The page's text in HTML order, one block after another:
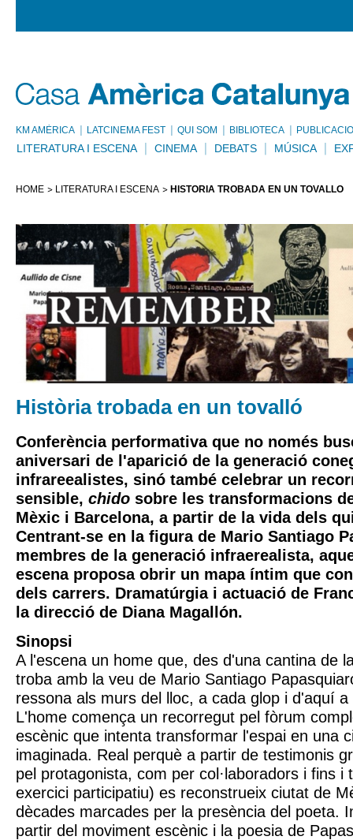
KM AMÈRICA LATCINEMA FEST QUI SOM BIBLIOTECA
LITERATURA I ESCENA CINEMA DEBATS MÚSICA
HOME LITERATURA I ESCENA HISTÒRIA TROBADA EN UN TOVALLÓ
Història trobada en un tovalló
Conferència performativa que no només
aniversari de l'aparició de la generació
infrareealistes, sinó també celebrar un
sensible, chido sobre les transformacions
Mèxic i Barcelona, a partir de la vida dels
Centrant-se en la figura de Mario Santiago
membres de la generació infraerealista,
escena proposa obrir un mapa íntim que
dels carrers. Dramatúrgia i actuació de
la direcció de Diana Magallón.
Sinopsi
A l'escena un home que, des d'una cantina de
troba amb la veu de Mario Santiago
ressona als murs del lloc, a cada glop i d'aquí
L'home comença un recorregut pel fòrum
escènic que intenta transformar l'espai en una
imaginada. Real perquè a partir de testimonis
pel protagonista, com per col·laboradors i fins i
exercici participatiu) es reconstrueix ciutat de
dècades marcades per la presència del poeta.
partir del moviment escènic i la poesia de